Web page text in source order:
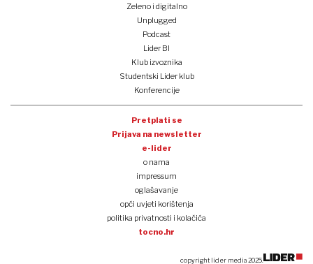
Zeleno i digitalno
Unplugged
Podcast
Lider BI
Klub izvoznika
Studentski Lider klub
Konferencije
Pretplati se
Prijava na newsletter
e-lider
o nama
impressum
oglašavanje
opći uvjeti korištenja
politika privatnosti i kolačića
tocno.hr
copyright lider media 2025.